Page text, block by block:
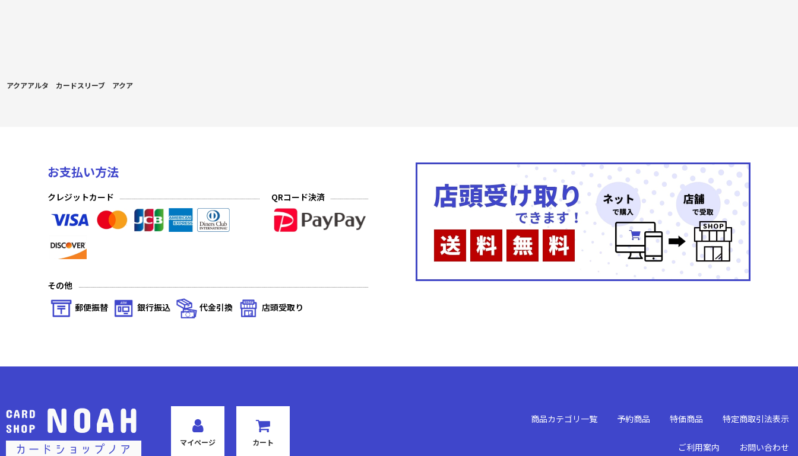
アクアアルタ カードスリーブ アクア
お支払い方法
クレジットカード QRコード決済
その他
郵便振替
銀行振込 代金引換 店頭受取り
マイページ カート
商品カテゴリ一覧 予約商品 特価商品 特定商取引法表示
ご利用案内 お問い合わせ